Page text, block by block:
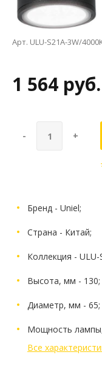
Арт. ULU-S21A-3W/
1 564 руб.
- +
Бренд - Uniel;
Страна - Китай;
Коллекция - ULU-
Высота, мм - 130;
Диаметр, мм - 65;
Мощность
Все